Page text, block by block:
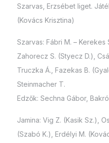
Szarvas, Erzsébet liget.
(Kovács Krisztina)
Szarvas: Fábri M. – Kerekes
Zahorecz S. (Styecz D.),
Truczka Á., Fazekas B.
Steinmacher T.
Edzők: Sechna Gábor,
Jamina: Vig Z. (Kasik Sz.),
(Szabó K.), Erdélyi M.